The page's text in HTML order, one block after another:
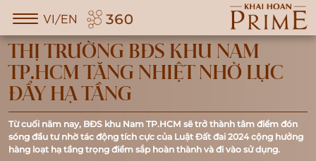
VI/EN
THỊ TRƯỜNG BĐS KHU NAM
TP.HCM TĂNG NHIỆT NHỜ LỰC
ĐẨY HẠ TẦNG
Từ cuối năm nay, BĐS khu Nam TP.HCM sẽ trở thành tâm điểm đón
sóng đầu tư nhờ tác động tích cực của Luật Đất đai 2024 cộng hưởng
hàng loạt hạ tầng trọng điểm sắp hoàn thành và đi vào sử dụng.